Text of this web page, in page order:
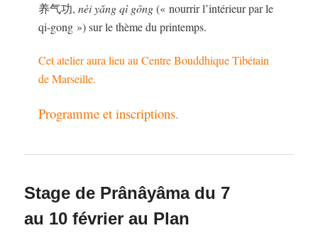
养气功,nèi yǎng qì gōng(« nourrir l’intérieur par le
qi-gong ») sur le thème du printemps.
Cet atelier aura lieu au Centre Bouddhique Tibétain
de Marseille.
Programme et inscriptions.
Stage de Prânâyâma du 7
au 10 février au Plan